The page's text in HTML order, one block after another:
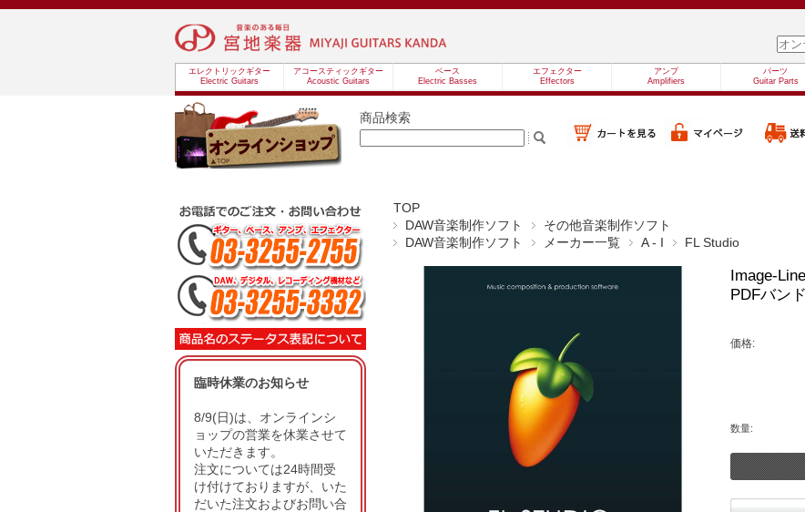
エレクトリックギター
Electric Guitars
アコースティックギター
Acoustic Guitars
ベース
Electric Basses
エフェクター
Effectors
アンプ
Amplifiers
パーツ
Guitar Parts
商品検索
TOP
DAW音楽制作ソフト
その他音楽制作ソフト
DAW音楽制作ソフト
メーカー一覧 A - I FL Studio
Image-
PDFバン
価格:
数量:
臨時休業のお知らせ
8/9(日)は、オンラインシ
ョップの営業を休業させて
いただきます。
注文については24時間受
け付けておりますが、いた
だいた注文およびお問い合